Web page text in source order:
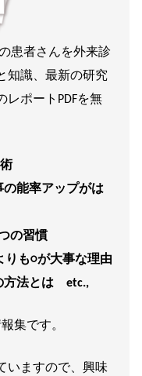
患者さんを外来診
知識、最新の研究
レポートPDFを無
の能率アップがは
の習慣
りも○が大事な理由
方法とは etc.,
集です。
いますので、興味